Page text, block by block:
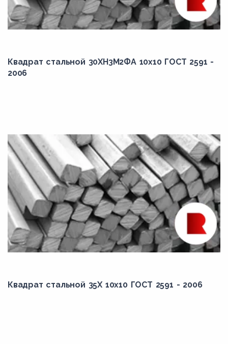
Квадрат стальной 30ХН3М2ФА 10x10 ГОСТ 2591 -
2006
Квадрат стальной 35Х 10x10 ГОСТ 2591 - 2006